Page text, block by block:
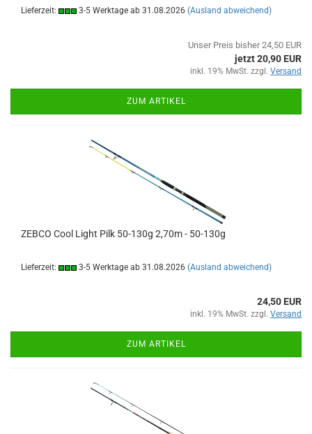
Lieferzeit: 3-5 Werktage ab 31.08.2026 (Ausland abweichend)
Unser Preis bisher 24,50 EUR
jetzt 20,90 EUR
inkl. 19% MwSt. zzgl. Versand
ZUM ARTIKEL
ZEBCO Cool Light Pilk 50-130g 2,70m - 50-130g
Lieferzeit: 3-5 Werktage ab 31.08.2026 (Ausland abweichend)
24,50 EUR
inkl. 19% MwSt. zzgl. Versand
ZUM ARTIKEL